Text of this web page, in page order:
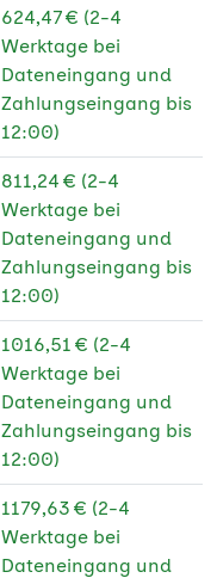
624,47 € (2-4
Werktage bei
Dateneingang und
Zahlungseingang bis
12:00)
811,24 € (2-4
Werktage bei
Dateneingang und
Zahlungseingang bis
12:00)
1016,51 € (2-4
Werktage bei
Dateneingang und
Zahlungseingang bis
12:00)
1179,63 € (2-4
Werktage bei
Dateneingang und